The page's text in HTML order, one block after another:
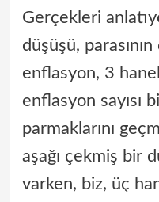
Gerçekleri
düşüşü,
enflasyon, 3
enflasyon sayısı
parmaklarını
aşağı çekmiş bir
varken, biz, üç